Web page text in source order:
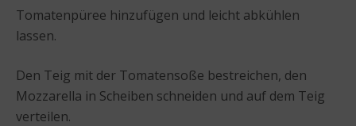
Tomatenpüree hinzufügen und leicht abkühlen
lassen.
Den Teig mit der Tomatensoße bestreichen, den
Mozzarella in Scheiben schneiden und auf dem Teig
verteilen.